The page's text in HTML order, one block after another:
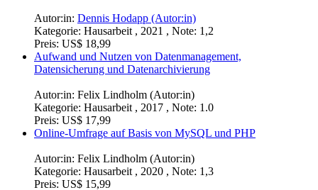
Autor:in:Dennis Hodapp (Autor:in)
Kategorie:Hausarbeit , 2021 , Note: 1,2
Preis:US$ 18,99
Datensicherung und Datenarchivierung
Autor:in:Felix Lindholm (Autor:in)
Preis:US$ 17,99
Online-Umfrage auf Basis von MySQL und PHP